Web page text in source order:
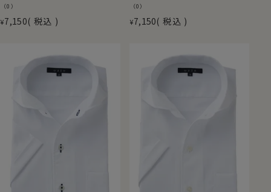
（0）
¥7,150 税込
（0）
¥7,150 税込